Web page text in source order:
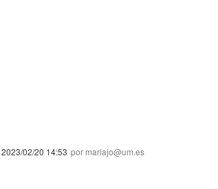
2023/02/20 14:53 por mariajo@um.es